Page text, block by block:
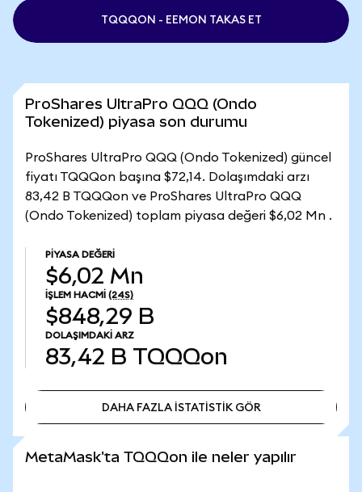
TQQQON - EEMON TAKAS ET
ProShares UltraPro QQQ (Ondo
Tokenized) piyasa son durumu
ProShares UltraPro QQQ (Ondo Tokenized) güncel
fiyatı TQQQon başına $72,14. Dolaşımdaki arzı
83,42 B TQQQon ve ProShares UltraPro QQQ
(Ondo Tokenized) toplam piyasa değeri $6,02 Mn .
PIYASA DEĞERI
$6,02 Mn
İŞLEM HACMI (24S)
$848,29 B
DOLAŞIMDAKI ARZ
83,42 B TQQQon
DAHA FAZLA İSTATİSTİK GÖR
MetaMask'ta TQQQon ile neler yapılır